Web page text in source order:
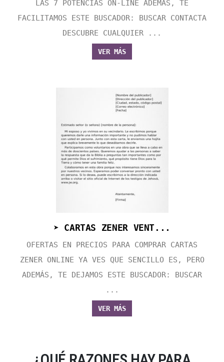
LAS 7 POTENCIAS ON-LINE ADEMÁS, TE
FACILITAMOS ESTE BUSCADOR: BUSCAR CONTACTA
DESCUBRE CUALQUIER ...
VER MÁS
➤ CARTAS ZENER VENT...
OFERTAS EN PRECIOS PARA COMPRAR CARTAS
ZENER ONLINE YA VES QUE SENCILLO ES, PERO
ADEMÁS, TE DEJAMOS ESTE BUSCADOR: BUSCAR
...
VER MÁS